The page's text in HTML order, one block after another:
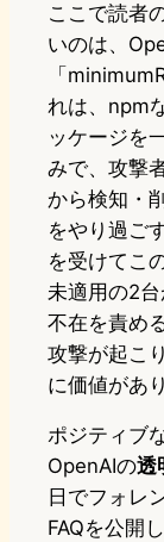
ここで読者
いのは、
「
れは、npm
ッケージを
みで、攻撃
から検知・
をやり過ご
を受けてこ
未適用の2
不在を責め
攻撃が起こ
に価値があ
ポジティブ
OpenAIの透
日でフォレ
FAQを公開